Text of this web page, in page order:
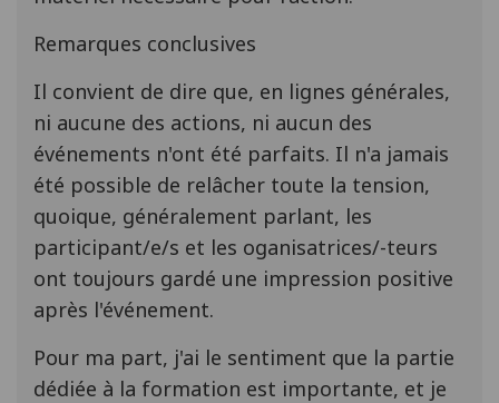
Remarques conclusives
Il convient de dire que, en lignes générales,
ni aucune des actions, ni aucun des
événements n'ont été parfaits. Il n'a jamais
été possible de relâcher toute la tension,
quoique, généralement parlant, les
participant/e/s et les oganisatrices/-teurs
ont toujours gardé une impression positive
après l'événement.
Pour ma part, j'ai le sentiment que la partie
dédiée à la formation est importante, et je